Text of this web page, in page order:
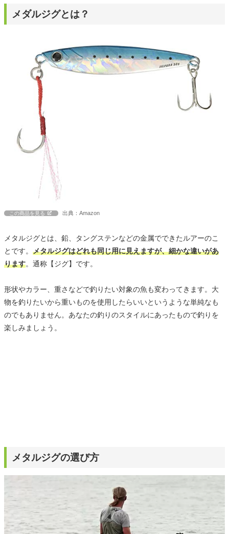
メダルジグとは？
この商品を見る 出典：Amazon
メタルジグとは、鉛、タングステンなどの金属でできたルアーのこ
とです。 メタルジグはどれも同じ用に見えますが、細かな違いがあ
ります。通称【ジグ】です。
形状やカラー、重さなどで釣りたい対象の魚も変わってきます。大
物を釣りたいから重いものを使用したらいいというような単純なも
のでもありません。あなたの釣りのスタイルにあったもので釣りを
楽しみましょう。
メタルジグの選び方